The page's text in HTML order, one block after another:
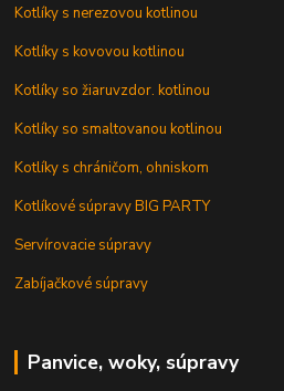
Kotlíky s nerezovou kotlinou
Kotlíky s kovovou kotlinou
Kotlíky so žiaruvzdor. kotlinou
Kotlíky so smaltovanou kotlinou
Kotlíky s chráničom, ohniskom
Kotlíkové súpravy BIG PARTY
Servírovacie súpravy
Zabíjačkové súpravy
Panvice, woky, súpravy